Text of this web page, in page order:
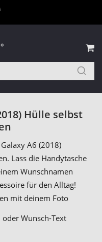
Hülle selbst
A6 (2018)
Lass die Handytasche
Wunschnamen
für den Alltag!
mit deinem Foto
Wunsch-Text